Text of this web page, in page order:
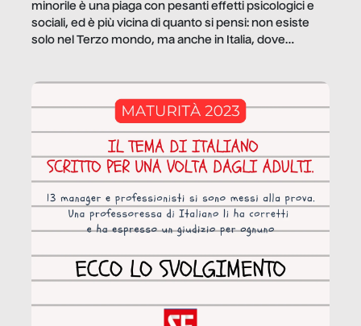
minorile è una piaga con pesanti effetti psicologici e
sociali, ed è più vicina di quanto si pensi: non esiste
solo nel Terzo mondo, ma anche in Italia, dove